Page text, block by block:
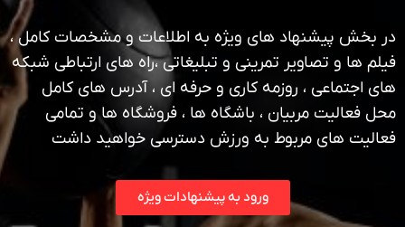
در بخش پیشنهاد های ویژه به اطلاعات و مشخصات کامل ،
فیلم ها و تصاویر تمرینی و تبلیغاتی ،راه های ارتباطی شبکه
های اجتماعی ، روزمه کاری و حرفه ای ، آدرس های کامل
محل فعالیت مربیان ، باشگاه ها ، فروشگاه ها و تمامی
فعالیت های مربوط به ورزش دسترسی خواهید داشت
ورود به پیشنهادات ویژه